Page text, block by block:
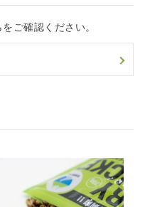
ご確認ください。